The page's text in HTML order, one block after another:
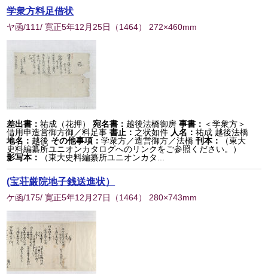
学衆方料足借状
ヤ函/111/ 寛正5年12月25日 （1464） 272×460mm
差出書：祐成（花押） 宛名書： 越後法橋御房 事書： ＜学衆方＞
借用申造営御方御／料足事書止： 之状如件 人名：祐成 越後法橋
地名： 越後 その他事項：学衆方／造営御方／法橋刊本：
（東大
史料編纂所ユニオンカタログへのリンクをご参照ください。）
影写本：
（東大史料編纂所ユニオンカタ...
(宝荘厳院地子銭送進状）
ケ函/175/ 寛正5年12月27日 （1464） 280×743mm